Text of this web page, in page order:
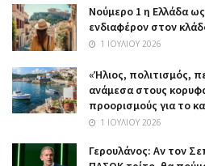
Nούμερο 1 η Ελλάδα
ενδιαφέρον στον
1 ΙΟΥΛΊΟΥ 2026
«Ήλιος, πολιτισμός,
ανάμεσα στους
προορισμούς για το
1 ΙΟΥΛΊΟΥ 2026
Γερουλάνος: Αν τον